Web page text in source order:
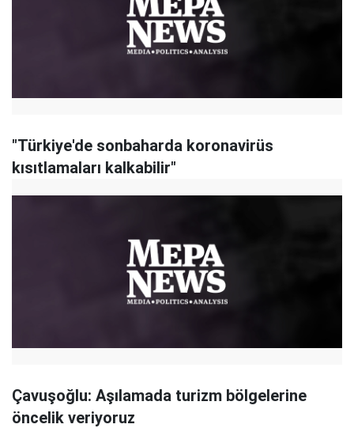
"Türkiye'de sonbaharda koronavirüs
kısıtlamaları kalkabilir"
Çavuşoğlu: Aşılamada turizm bölgelerine
öncelik veriyoruz